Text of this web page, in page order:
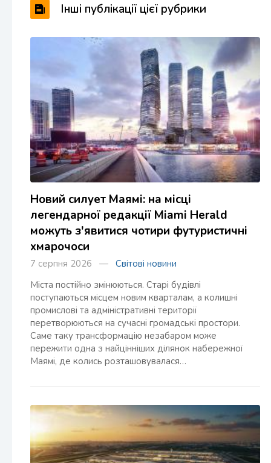
Інші публікації цієї рубрики
Новий силует Маямі: на місці
легендарної редакції Miami Herald
можуть з'явитися чотири футуристичні
хмарочоси
7 серпня 2026 — Світові новини
Міста постійно змінюються. Старі будівлі
поступаються місцем новим кварталам, а колишні
промислові та адміністративні території
перетворюються на сучасні громадські простори.
Саме таку трансформацію незабаром може
пережити одна з найцінніших ділянок набережної
Маямі, де колись розташовувалася…